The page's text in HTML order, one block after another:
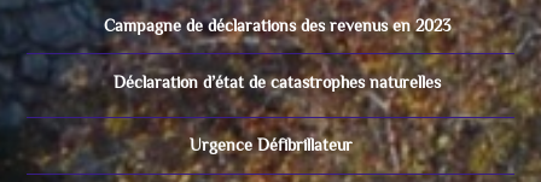
Campagne de déclarations des revenus en 2023
Déclaration d’état de catastrophes naturelles
Urgence Défibrillateur